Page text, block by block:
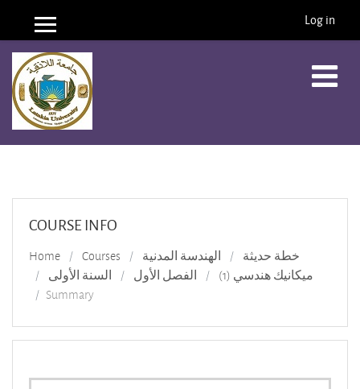
Skip to main content
Side panel Log in
COURSE INFO
Home Courses الهندسة المدنية
خطة حديثة
السنة الأولى
الفصل الأول
ميكانيك هندسي (1)
Summary